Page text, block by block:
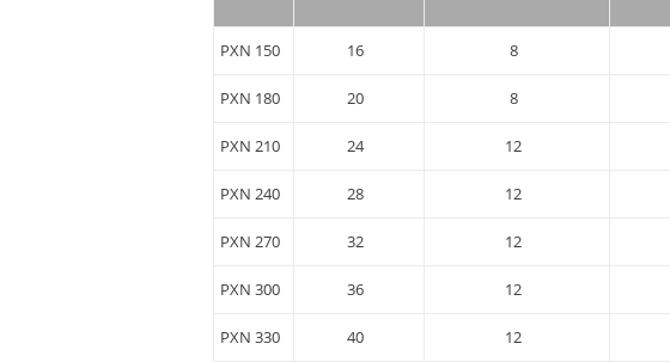
PXN 150 16 8
PXN 180 20 8
PXN 210 24 12
PXN 240 28 12
PXN 270 32 12
PXN 300 36 12
PXN 330 40 12